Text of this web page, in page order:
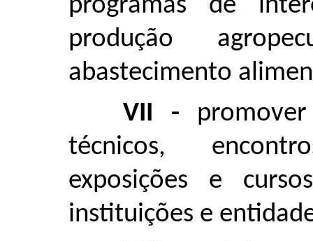
programas de
produção
abastecimento
VII -
técnicos,
exposições e
instituições e